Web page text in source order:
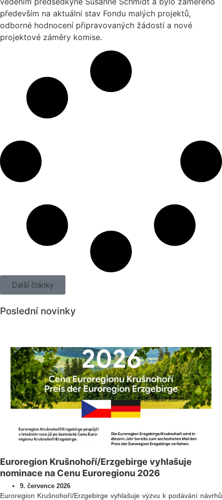
především na aktuální stav Fondu malých projektů,
odborné hodnocení připravovaných žádostí a nové
projektové záměry komise.
Další články
Poslední novinky
Euroregion Krušnohoří/Erzgebirge vyhlašuje
nominace na Cenu Euroregionu 2026
9. července 2026
Euroregion Krušnohoří/Erzgebirge vyhlašuje výzvu k podávání návrhů